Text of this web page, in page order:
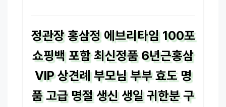
정관장 홍삼정 에브리타임 100포
쇼핑백 포함 최신정품 6년근홍삼
VIP 상견례 부모님 부부 효도 명
품 고급 명절 생신 생일 귀한분 구